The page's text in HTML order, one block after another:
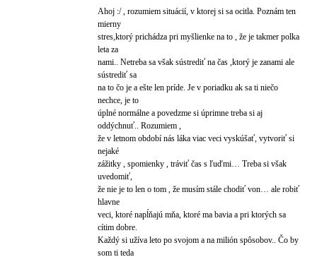
Ahoj :/ , rozumiem situácií, v ktorej si sa ocitla. Poznám ten
mierny
stres,ktorý prichádza pri myšlienke na to , že je takmer polka
leta za
nami.. Netreba sa však sústrediť na čas ,ktorý je zanami ale
sústrediť sa
na to čo je a ešte len príde. Je v poriadku ak sa ti niečo
nechce, je to
úplné normálne a povedzme si úprimne treba si aj
oddýchnuť.. Rozumiem ,
že v letnom období nás láka viac veci vyskúšať, vytvoriť si
nejaké
zážitky , spomienky , tráviť čas s ľuďmi… Treba si však
uvedomiť,
že nie je to len o tom , že musím stále chodiť von… ale robiť
hlavne
veci, ktoré napĺňajú mňa, ktoré ma bavia a pri ktorých sa
cítim dobre.
Každý si užíva leto po svojom a na milión spôsobov.. Čo by
som ti teda